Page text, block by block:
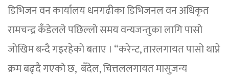
डिभिजन वन कार्यालय धनगढीका डिभिजनल वन अधिकृत
रामचन्द्र कँडेलले पछिल्लो समय वन्यजन्तुका लागि पासो
जोखिम बन्दै गइरहेको बताए । “करेन्ट, तारलगायत पासो थाप्ने
क्रम बढ्दै गएको छ, बँदेल, चित्तललगायत मासुजन्य